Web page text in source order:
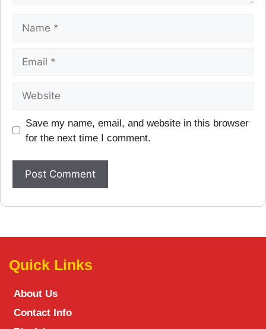
Save my name, email, and website in this browser
for the next time I comment.
Quick Links
About Us
Contact Info